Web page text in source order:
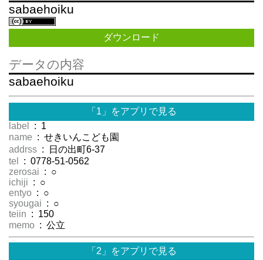
sabaehoiku
ダウンロード
データの内容
sabaehoiku
「1」をアプリで見る
label
: 1
name : せきいんこども園
addrss : 日の出町6-37
tel
: 0778-51-0562
zerosai : ○
ichiji : ○
entyo : ○
syougai : ○
teiin : 150
memo : 公立
「2」をアプリで見る